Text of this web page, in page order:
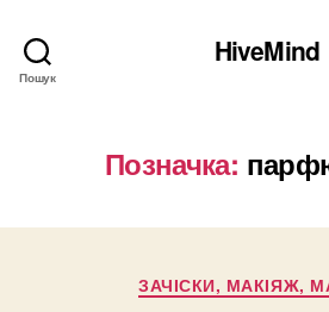
Пошук
HiveMind
Позначка:
ЗАЧІСКИ, МАКІЯЖ,